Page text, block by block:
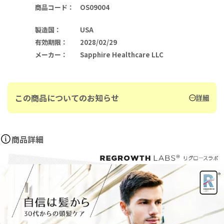
商品コード ： OS09004
製造国 ：
USA
有効期限 ：
2028/02/29
メーカー ： Sapphire Healthcare LLC
この商品についてのお知らせ 詳細
商品詳細